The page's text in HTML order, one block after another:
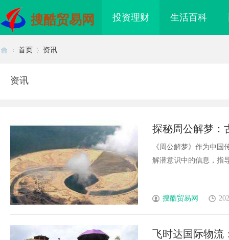
搜酷贸易网 投资理财 生活百科
首页 资讯
资讯
探秘周公解梦：
《周公解梦》作为中
解潜意识中的信息，指
搜酷贸易网
飞时达国际物流
配眼镜 武汉配眼镜 上海配眼镜